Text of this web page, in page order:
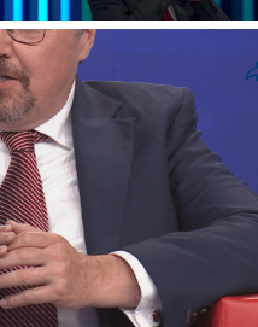
CNN Prima
na evropské státy,
státníci „měli přestat
v únoru 2022, byl jste
banky Miroslav
situaci je naivní.